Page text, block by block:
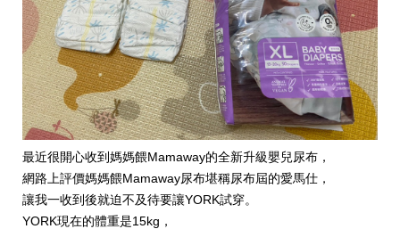
最近很開心收到媽媽餵Mamaway的全新升級嬰兒尿布，
網路上評價媽媽餵Mamaway尿布堪稱尿布屆的愛馬仕，
讓我一收到後就迫不及待要讓YORK試穿。
YORK現在的體重是15kg，